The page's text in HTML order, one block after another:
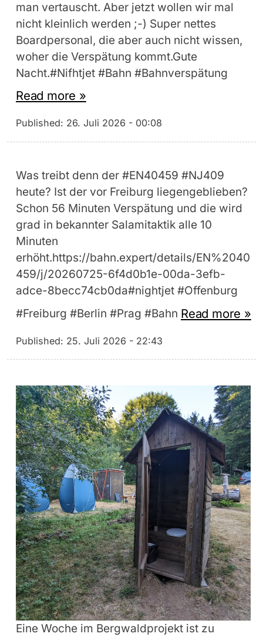
man vertauscht. Aber jetzt wollen wir mal
nicht kleinlich werden ;-) Super nettes
Boardpersonal, die aber auch nicht wissen,
woher die Verspätung kommt.Gute
Nacht.#Nifhtjet #Bahn #Bahnverspätung
Read more »
Published: 26. Juli 2026 - 00:08
Was treibt denn der #EN40459 #NJ409
heute? Ist der vor Freiburg liegengeblieben?
Schon 56 Minuten Verspätung und die wird
grad in bekannter Salamitaktik alle 10
Minuten
erhöht.https://bahn.expert/details/EN%2040
459/j/20260725-6f4d0b1e-00da-3efb-
adce-8becc74cb0da#nightjet #Offenburg
#Freiburg #Berlin #Prag #Bahn Read more »
Published: 25. Juli 2026 - 22:43
Eine Woche im Bergwaldprojekt ist zu